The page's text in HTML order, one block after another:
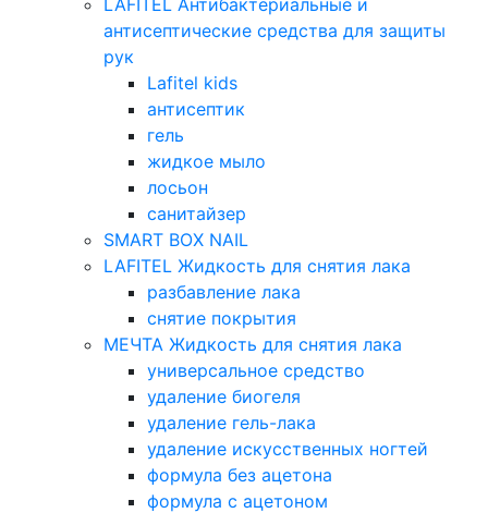
антисептические средства для защиты
рук
Lafitel kids
антисептик
гель
жидкое мыло
лосьон
санитайзер
SMART BOX NAIL
LAFITEL Жидкость для снятия лака
разбавление лака
снятие покрытия
МЕЧТА Жидкость для снятия лака
универсальное средство
удаление биогеля
удаление гель-лака
удаление искусственных ногтей
формула без ацетона
формула с ацетоном